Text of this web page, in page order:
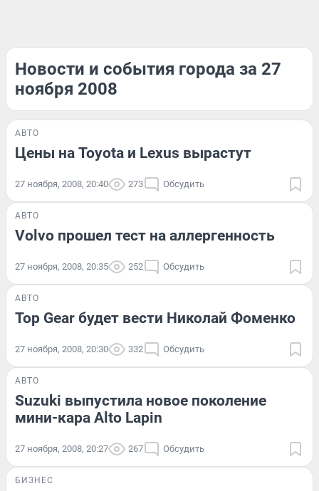
Новости и события города за 27
ноября 2008
АВТО
Цены на Toyota и Lexus вырастут
27 ноября, 2008, 20:40 273 Обсудить
АВТО
Volvo прошел тест на аллергенность
27 ноября, 2008, 20:35 252 Обсудить
АВТО
Top Gear будет вести Николай Фоменко
27 ноября, 2008, 20:30 332 Обсудить
АВТО
Suzuki выпустила новое поколение
мини-кара Alto Lapin
27 ноября, 2008, 20:27 267 Обсудить
БИЗНЕС